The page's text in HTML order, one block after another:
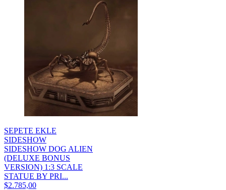
SEPETE EKLE
SIDESHOW
SIDESHOW DOG ALIEN
(DELUXE BONUS
VERSION) 1:3 SCALE
STATUE BY PRI...
$2.785,00